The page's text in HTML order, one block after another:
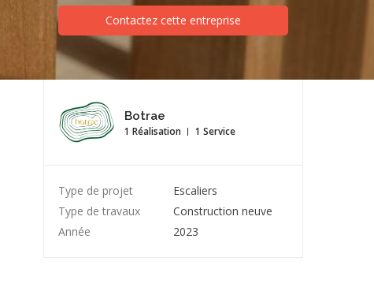
Contactez cette entreprise
Botrae
1 Réalisation 1 Service
Type de projet
Escaliers
Type de travaux
Construction neuve
Année
2023